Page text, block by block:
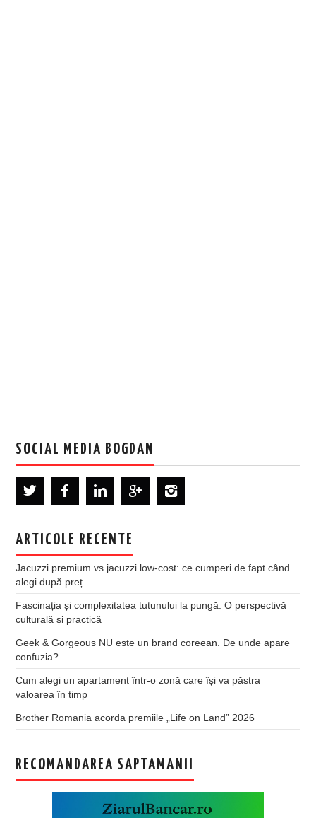
SOCIAL MEDIA BOGDAN
ARTICOLE RECENTE
Jacuzzi premium vs jacuzzi low-cost: ce cumperi de fapt când
alegi după preț
Fascinația și complexitatea tutunului la pungă: O perspectivă
culturală și practică
Geek & Gorgeous NU este un brand coreean. De unde apare
confuzia?
Cum alegi un apartament într-o zonă care își va păstra
valoarea în timp
Brother Romania acorda premiile „Life on Land” 2026
RECOMANDAREA SAPTAMANII